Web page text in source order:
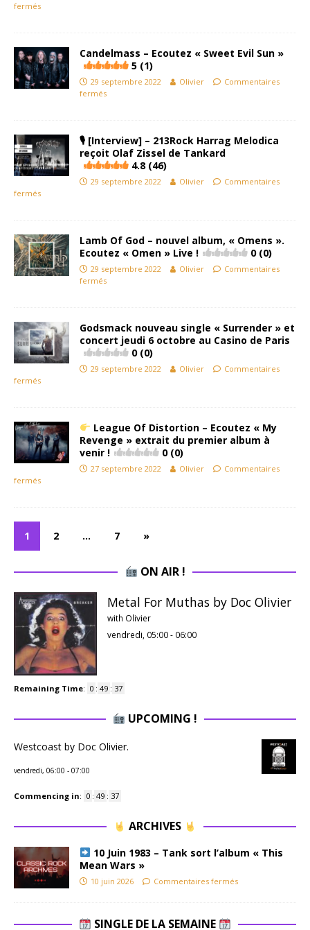
fermés
Candelmass – Ecoutez « Sweet Evil Sun »
5 (1)
29 septembre 2022 Olivier
Commentaires
fermés
🎙 [Interview] – 213Rock Harrag Melodica
reçoit Olaf Zissel de Tankard
4.8 (46)
29 septembre 2022 Olivier
Commentaires
fermés
Lamb Of God – nouvel album, « Omens ».
Ecoutez « Omen » Live !
0 (0)
29 septembre 2022 Olivier
Commentaires
fermés
Godsmack nouveau single « Surrender » et
concert jeudi 6 octobre au Casino de Paris
0 (0)
29 septembre 2022 Olivier
Commentaires
fermés
League Of Distortion – Ecoutez « My
Revenge » extrait du premier album à
venir !
0 (0)
27 septembre 2022 Olivier
Commentaires
fermés
1 2 … 7 »
ON AIR !
Metal For Muthas by Doc Olivier
with Olivier
vendredi, 05:00- 06:00
Remaining Time: 0 : 49 : 37
UPCOMING !
Westcoast by Doc Olivier.
vendredi, 06:00 - 07:00
Commencing in: 0 : 49 : 37
ARCHIVES
10 Juin 1983 – Tank sort l’album « This
Mean Wars »
10 juin 2026 Commentaires fermés
SINGLE DE LA SEMAINE